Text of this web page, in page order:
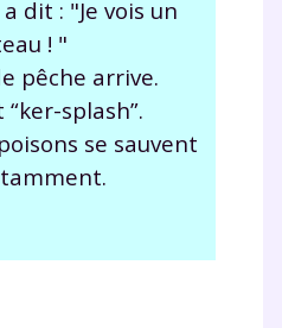
dit : "Je vois un
! "
pêche arrive.
splash”.
se sauvent
notre
soutien